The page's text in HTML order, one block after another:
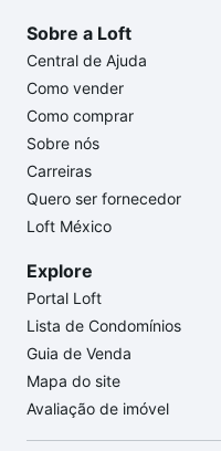
Sobre a Loft
Central de Ajuda
Como vender
Como comprar
Sobre nós
Carreiras
Quero ser fornecedor
Loft México
Explore
Portal Loft
Lista de Condomínios
Guia de Venda
Mapa do site
Avaliação de imóvel